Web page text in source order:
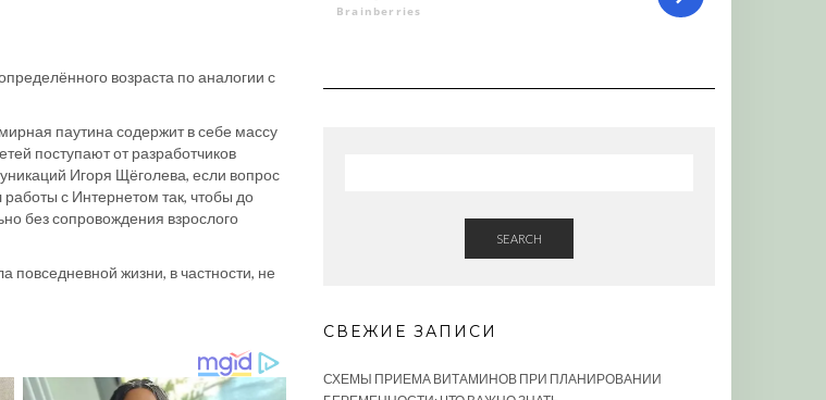
возраста по аналогии с
паутина содержит в себе массу
поступают от разработчиков
Игоря Щёголева, если вопрос
работы с Интернетом так, чтобы до
без сопровождения взрослого
повседневной жизни, в частности, не
SEARCH
СВЕЖИЕ ЗАПИСИ
СХЕМЫ ПРИЕМА ВИТАМИНОВ ПРИ ПЛАНИРОВАНИИ